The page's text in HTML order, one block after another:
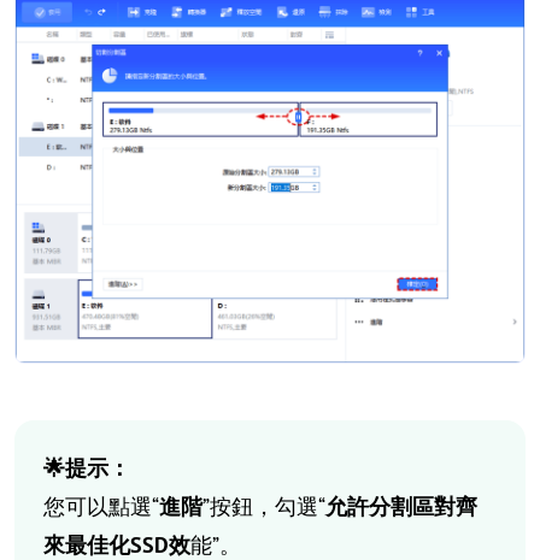
🌟提示：
您可以點選“進階”按鈕，勾選“允許分割區對齊
來最佳化SSD效能”。